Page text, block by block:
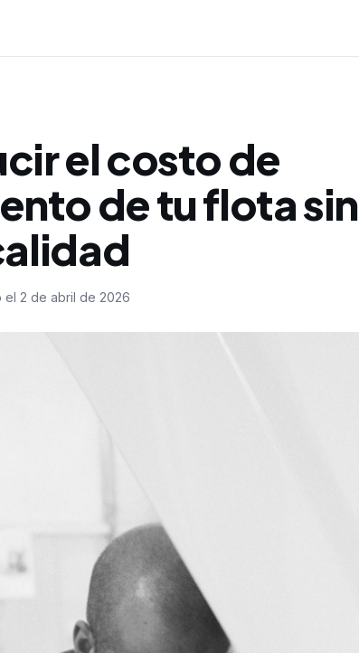
el costo de
de tu flota sin
el 2 de abril de 2026